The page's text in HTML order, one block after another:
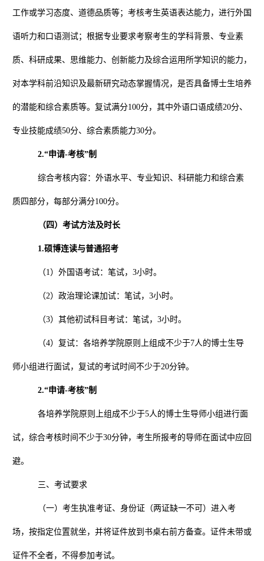
工作或学习态度、道德品质等；考核考生英语表达能力，进行外国
语听力和口语测试；根据专业要求考察考生的学科背景、专业素
质、科研成果、思维能力、创新能力及综合运用所学知识的能力，
对本学科前沿知识及最新研究动态掌握情况，是否具备博士生培养
的潜能和综合素质等。复试满分100分，其中外语口语成绩20分、
专业技能成绩50分、综合素质能力30分。
2.“申请-考核”制
综合考核内容：外语水平、专业知识、科研能力和综合素
质四部分，每部分满分100分。
（四）考试方法及时长
1.硕博连读与普通招考
（1）外国语考试：笔试， 3小时。
（2）政治理论课加试：笔试， 3小时。
（3）其他初试科目考试：笔试， 3小时。
（4）复试：各培养学院原则上组成不少于7人的博士生导
师小组进行面试，复试的考试时间不少于20分钟。
2.“申请-考核”制
各培养学院原则上组成不少于5人的博士生导师小组进行面
试，综合考核时间不少于30分钟，考生所报考的导师在面试中应回
避。
三、考试要求
（一）考生执准考证、身份证（两证缺一不可）进入考
场，按指定位置就坐，并将证件放到书桌右前方备查。证件未带或
证件不全者，不得参加考试。